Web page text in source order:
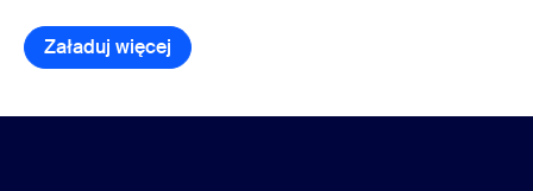
Załaduj więcej pozycje w bibliotece zasobów